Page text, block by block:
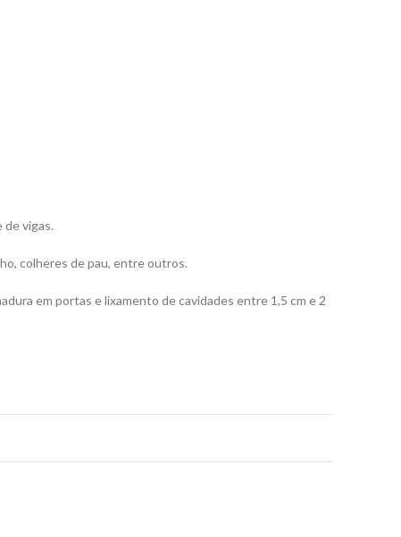
de vigas.
colheres de pau, entre outros.
em portas e lixamento de cavidades entre 1,5 cm e 2